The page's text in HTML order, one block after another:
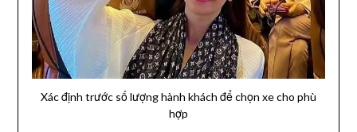
Xác định trước số lượng hành khách để chọn xe cho phù
hợp